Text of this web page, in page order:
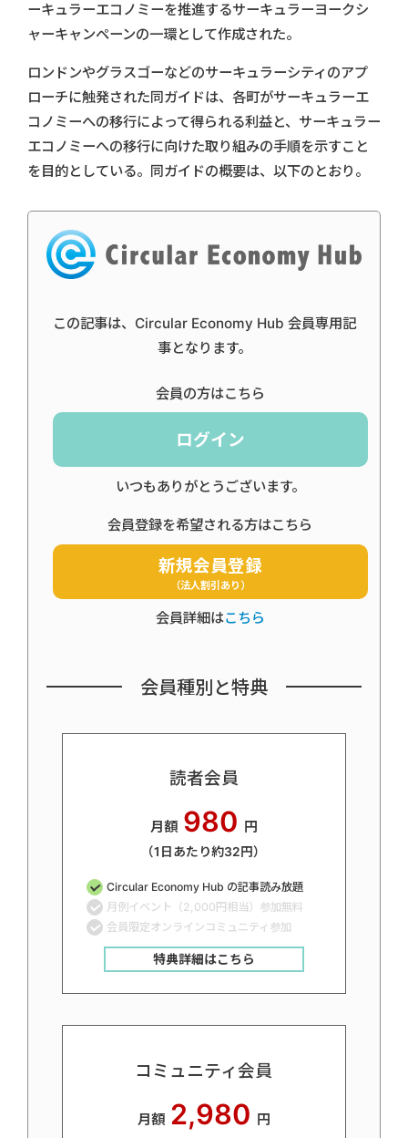
ーキュラーエコノミーを推進するサーキュラーヨークシ
ャーキャンペーンの一環として作成された。
ロンドンやグラスゴーなどのサーキュラーシティのアプ
ローチに触発された同ガイドは、各町がサーキュラーエ
コノミーへの移行によって得られる利益と、サーキュラー
エコノミーへの移行に向けた取り組みの手順を示すこと
を目的としている。同ガイドの概要は、以下のとおり。
この記事は、Circular Economy Hub 会員専用記
事となります。
会員の方はこちら
ログイン
いつもありがとうございます。
会員登録を希望される方はこちら
新規会員登録
（法人割引あり）
会員詳細はこちら
会員種別と特典
読者会員
月額 980 円
（1日あたり約32円）
Circular Economy Hub の記事読み放題
月例イベント（2,000円相当）参加無料
会員限定オンラインコミュニティ参加
特典詳細はこちら
コミュニティ会員
月額 2,980 円